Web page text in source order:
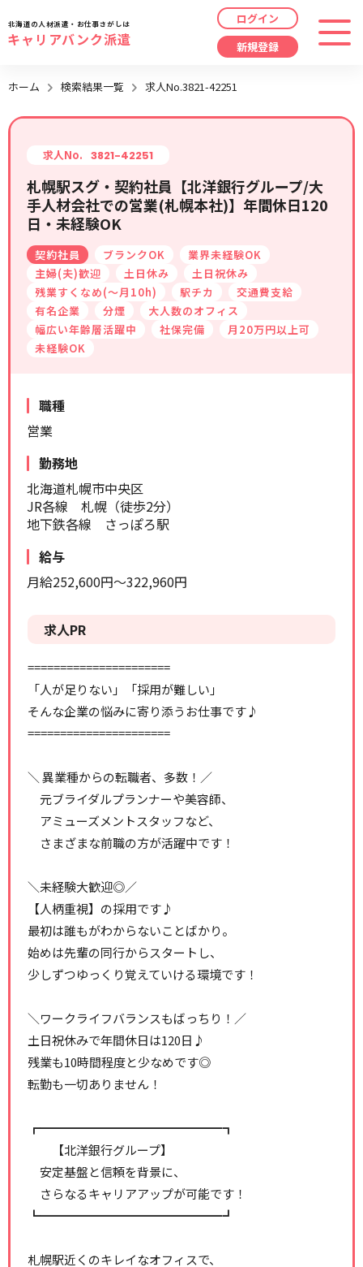
職種 指定なし
給与 時給/日給/月給から選択
こだわり 指定なし
キーワード 指定なし
最近見た求人
最近利用した検索条件
検索履歴はありません。
北海道の人材派遣・お仕事さがしは
キャリアバンク派遣
ログイン
新規登録
ホーム 検索結果一覧 求人No.3821-42251
求人No. 3821-42251
札幌駅スグ・契約社員【北洋銀行グループ/大
手人材会社での営業(札幌本社)】年間休日120
日・未経験OK
契約社員 ブランクOK
業界未経験OK
主婦(夫)歓迎
土日休み
土日祝休み
残業すくなめ(～月10h)
駅チカ
交通費支給
有名企業
分煙
大人数のオフィス
幅広い年齢層活躍中
社保完備
月20万円以上可
未経験OK
職種
営業
勤務地
北海道札幌市中央区
JR各線 札幌（徒歩2分）
地下鉄各線 さっぽろ駅
給与
月給252,600円～322,960円
求人PR
======================
「人が足りない」「採用が難しい」
そんな企業の悩みに寄り添うお仕事です♪
======================
＼ 異業種からの転職者、多数！／
元ブライダルプランナーや美容師、
アミューズメントスタッフなど、
さまざまな前職の方が活躍中です！
＼未経験大歓迎◎／
【人柄重視】の採用です♪
最初は誰もがわからないことばかり。
始めは先輩の同行からスタートし、
少しずつゆっくり覚えていける環境です！
＼ワークライフバランスもばっちり！／
土日祝休みで年間休日は120日♪
残業も10時間程度と少なめです◎
転勤も一切ありません！
┏━━━━━━━━━━━━━━━┓
【北洋銀行グループ】
安定基盤と信頼を背景に、
さらなるキャリアアップが可能です！
┗━━━━━━━━━━━━━━━┛
札幌駅近くのキレイなオフィスで、